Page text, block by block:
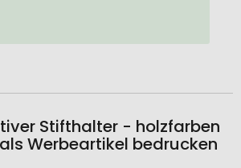
Stifthalter - holzfarben
Werbeartikel bedrucken